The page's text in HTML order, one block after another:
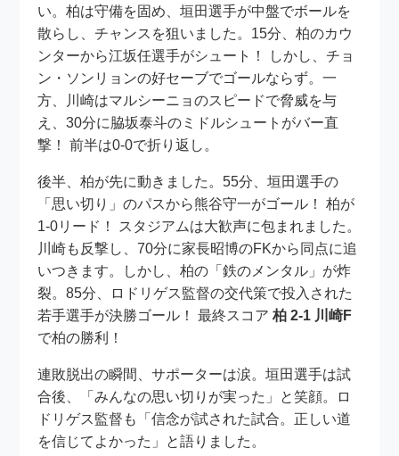
い。柏は守備を固め、垣田選手が中盤でボールを
散らし、チャンスを狙いました。15分、柏のカウ
ンターから江坂任選手がシュート！ しかし、チョ
ン・ソンリョンの好セーブでゴールならず。一
方、川崎はマルシーニョのスピードで脅威を与
え、30分に脇坂泰斗のミドルシュートがバー直
撃！ 前半は0-0で折り返し。
後半、柏が先に動きました。55分、垣田選手の
「思い切り」のパスから熊谷守一がゴール！ 柏が
1-0リード！ スタジアムは大歓声に包まれました。
川崎も反撃し、70分に家長昭博のFKから同点に追
いつきます。しかし、柏の「鉄のメンタル」が炸
裂。85分、ロドリゲス監督の交代策で投入された
若手選手が決勝ゴール！ 最終スコア柏 2-1 川崎F
で柏の勝利！
連敗脱出の瞬間、サポーターは涙。垣田選手は試
合後、「みんなの思い切りが実った」と笑顔。ロ
ドリゲス監督も「信念が試された試合。正しい道
を信じてよかった」と語りました。